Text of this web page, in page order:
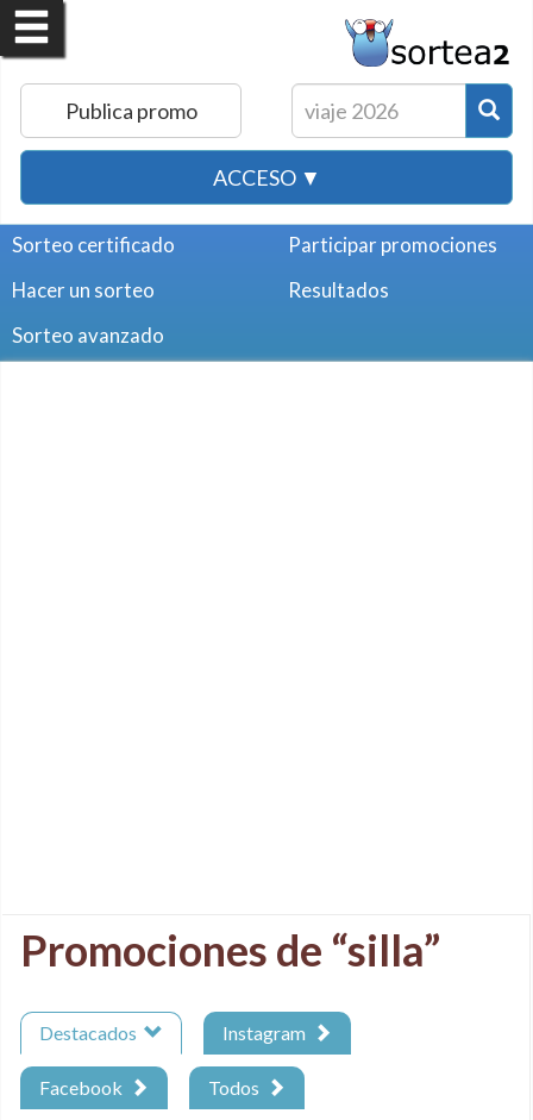
Publica promo
ACCESO ▼
Sorteo certificado
Hacer un sorteo
Sorteo avanzado
Participar promociones
Resultados
Promociones de “silla”
Destacados Instagram
Facebook Todos